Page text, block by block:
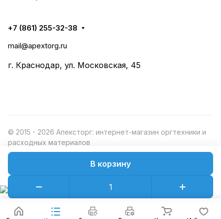
В корзину
+7 (861) 255-32-38
mail@apextorg.ru
г. Краснодар, ул. Московская, 45
© 2015 - 2026 Апексторг: интернет-магазин оргтехники и
расходных материалов
Конфиденциальность